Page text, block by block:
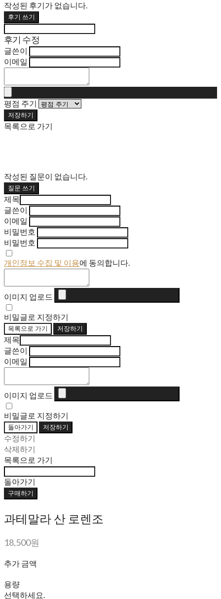
작성된 후기가 없습니다.
후기 쓰기
후기 수정
글쓴이
이메일
평점 주기
저장하기
목록으로 가기
작성된 질문이 없습니다.
질문 쓰기
제목
글쓴이
이메일
비밀번호
비밀번호
개인정보 수집 및 이용에 동의합니다.
이미지 업로드
비밀글로 지정하기
목록으로 가기 저장하기
제목
글쓴이
이메일
이미지 업로드
비밀글로 지정하기
돌아가기 저장하기
수정하기
삭제하기
목록으로 가기
돌아가기
구매하기
과테말라 산 로렌조
18,500원
추가 금액
용량
선택하세요.